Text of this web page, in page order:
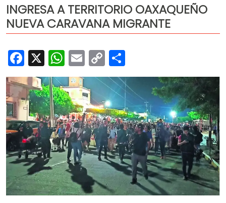
Capital
Policíaca
Cultura
Deportes
Opinión
INGRESA A TERRITORIO OAXAQUEÑO
NUEVA CARAVANA MIGRANTE
Facebook
X WhatsApp
Email
Copy
Link